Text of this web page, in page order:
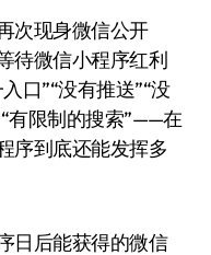
现身微信公开
待微信小程序红利
口”“没有推送”“没
有限制的搜索”——在
序到底还能发挥多
后能获得的微信